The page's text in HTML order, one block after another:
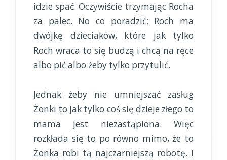
idzie spać. Oczywiście trzymając Rocha
za palec. No co poradzić; Roch ma
dwójkę dzieciaków, które jak tylko
Roch wraca to się budzą i chcą na ręce
albo pić albo żeby tylko przytulić.
Jednak żeby nie umniejszać zasług
Żonki to jak tylko coś się dzieje złego to
mama jest niezastąpiona. Więc
rozkłada się to po równo mimo, że to
Żonka robi tą najczarniejszą robotę. I